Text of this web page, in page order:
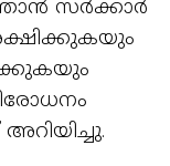
സർക്കാർ